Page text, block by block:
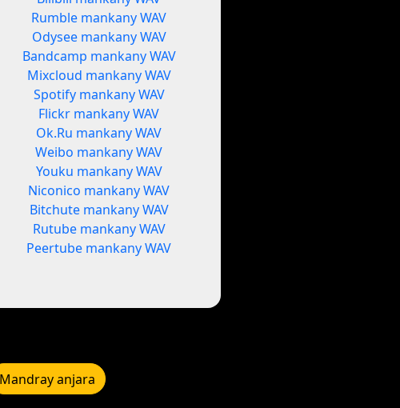
Rumble mankany WAV
Odysee mankany WAV
Bandcamp mankany WAV
Mixcloud mankany WAV
Spotify mankany WAV
Flickr mankany WAV
Ok.Ru mankany WAV
Weibo mankany WAV
Youku mankany WAV
Niconico mankany WAV
Bitchute mankany WAV
Rutube mankany WAV
Peertube mankany WAV
Mandray anjara